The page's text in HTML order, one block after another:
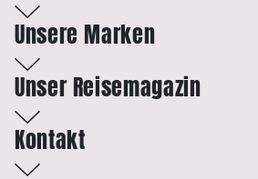
Unsere Marken
Unser Reisemagazin
Kontakt